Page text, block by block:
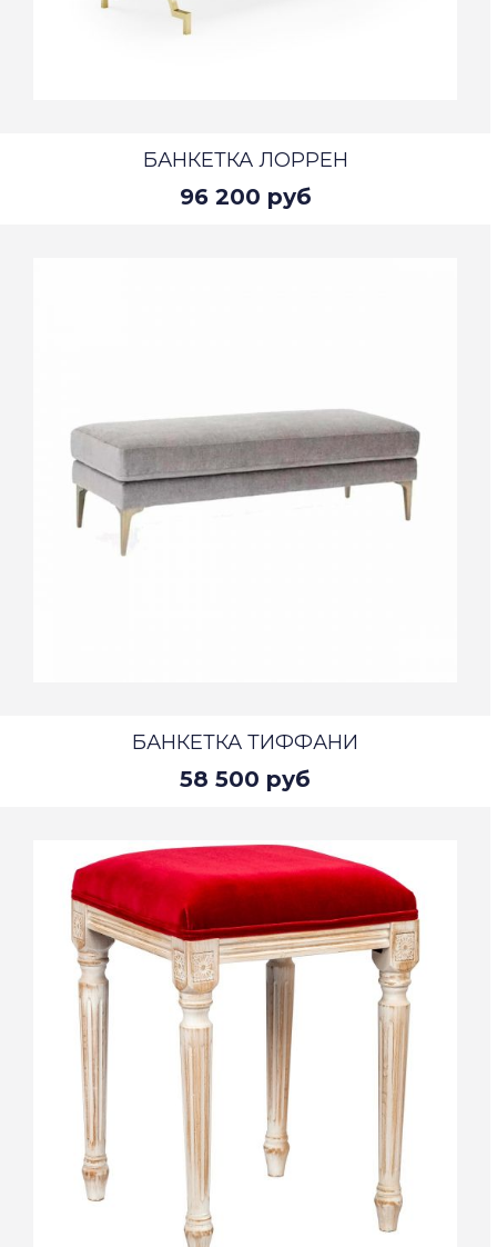
БАНКЕТКА ЛОРРЕН
96 200 руб
БАНКЕТКА ТИФФАНИ
58 500 руб